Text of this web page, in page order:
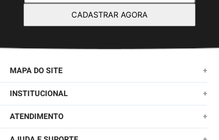
CADASTRAR AGORA
MAPA DO SITE +
NOVIDADES
MASCULINO
KIDS
INSTITUCIONAL +
SOBRE NÓS
TROCAS E DEVOLUÇÕES
ATENDIMENTO +
(11)2010-1028